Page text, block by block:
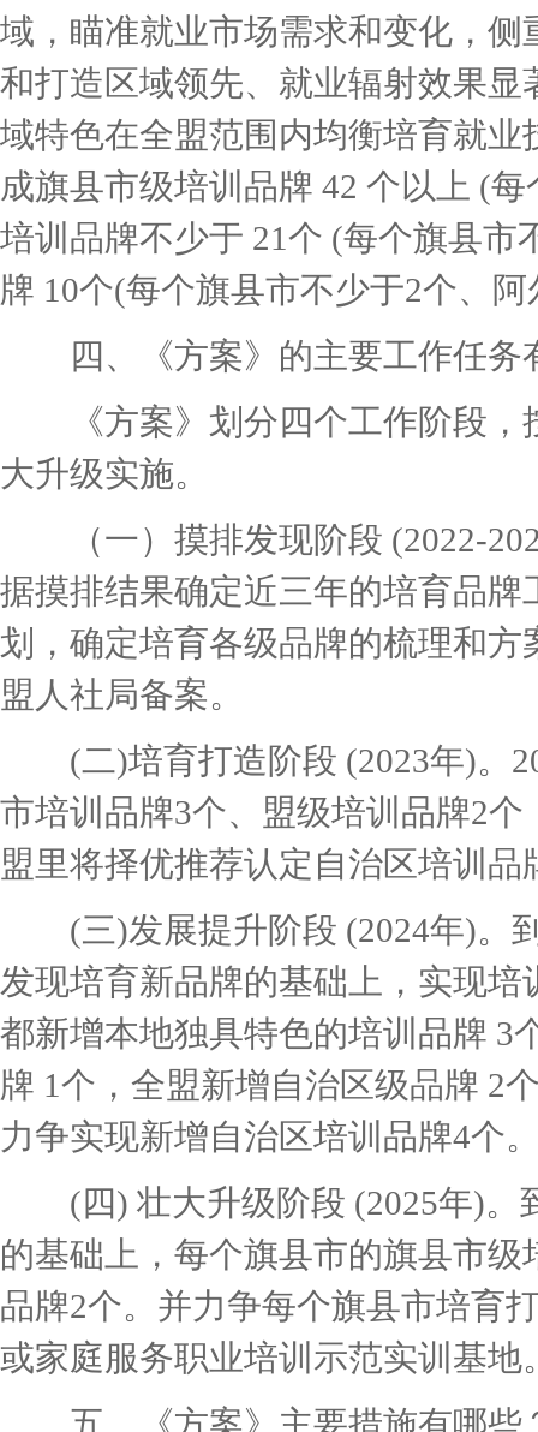
域，瞄准就业市场需求和变化，
和打造区域领先、就业辐射效果
域特色在全盟范围内均衡培育就
成旗县市级培训品牌 42 个以上 (
培训品牌不少于 21个 (每个旗县
牌 10个(每个旗县市不少于2个、
四、《方案》的主要工作任务
《方案》划分四个工作阶段，
大升级实施。
（一）摸排发现阶段 (2022-
据摸排结果确定近三年的培育品
划，确定培育各级品牌的梳理和
盟人社局备案。
(二)培育打造阶段 (2023年)。
市培训品牌3个、盟级培训品牌2
盟里将择优推荐认定自治区培训
(三)发展提升阶段 (2024年)。到
发现培育新品牌的基础上，实现
都新增本地独具特色的培训品牌 3
牌 1个，全盟新增自治区级品牌 2
力争实现新增自治区培训品牌4个
(四) 壮大升级阶段 (2025年)。
的基础上，每个旗县市的旗县市
品牌2个。并力争每个旗县市培育
或家庭服务职业培训示范实训基地
五、《方案》主要措施有哪些